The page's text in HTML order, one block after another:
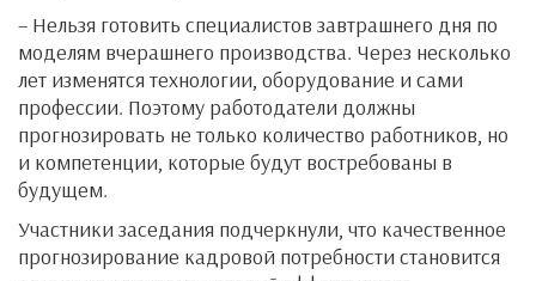
– Нельзя готовить специалистов завтрашнего дня по
моделям вчерашнего производства. Через несколько
лет изменятся технологии, оборудование и сами
профессии. Поэтому работодатели должны
прогнозировать не только количество работников, но
и компетенции, которые будут востребованы в
будущем.
Участники заседания подчеркнули, что качественное
прогнозирование кадровой потребности становится